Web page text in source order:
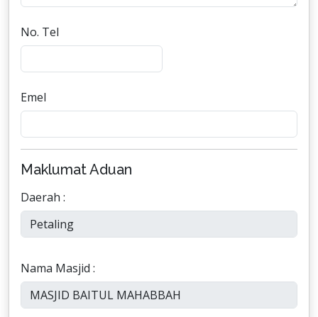
No. Tel
Emel
Maklumat Aduan
Daerah :
Nama Masjid :